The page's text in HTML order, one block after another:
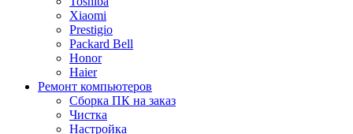
Xiaomi
Prestigio
Packard Bell
Honor
Haier
Ремонт компьютеров
Сборка ПК на заказ
Чистка
Настройка